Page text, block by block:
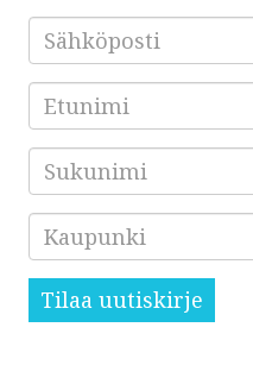
Sähköposti
Etunimi
Sukunimi
Kaupunki
Tilaa uutiskirje